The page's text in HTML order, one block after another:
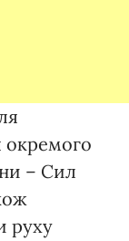
окремого
– Сил
руху